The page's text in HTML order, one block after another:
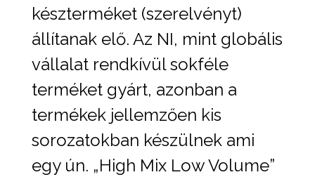
készterméket (szerelvényt)
állítanak elő. Az NI, mint globális
vállalat rendkívül sokféle
terméket gyárt, azonban a
termékek jellemzően kis
sorozatokban készülnek ami
egy ún. „High Mix Low Volume”